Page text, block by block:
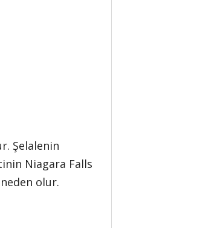
Şelalenin
Niagara Falls
olur.